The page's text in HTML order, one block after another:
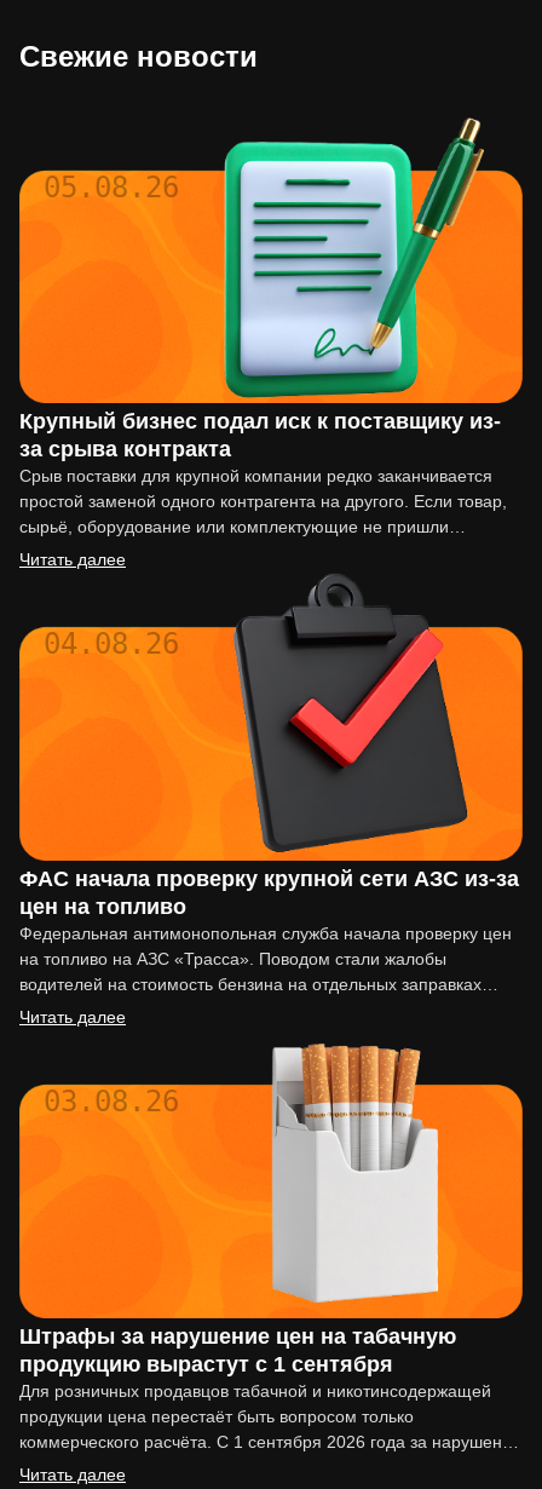
Свежие новости
05.08.26
Крупный бизнес подал иск к поставщику из-
за срыва контракта
Срыв поставки для крупной компании редко заканчивается
простой заменой одного контрагента на другого. Если товар,
сырьё, оборудование или комплектующие не пришли
вовремя, последствия могут…
Читать далее
04.08.26
ФАС начала проверку крупной сети АЗС из-за
цен на топливо
Федеральная антимонопольная служба начала проверку цен
на топливо на АЗС «Трасса». Поводом стали жалобы
водителей на стоимость бензина на отдельных заправках
сети. По сообщениям…
Читать далее
03.08.26
Штрафы за нарушение цен на табачную
продукцию вырастут с 1 сентября
Для розничных продавцов табачной и никотинсодержащей
продукции цена перестаёт быть вопросом только
коммерческого расчёта. С 1 сентября 2026 года за нарушение
ценовых ограничений начнут…
Читать далее